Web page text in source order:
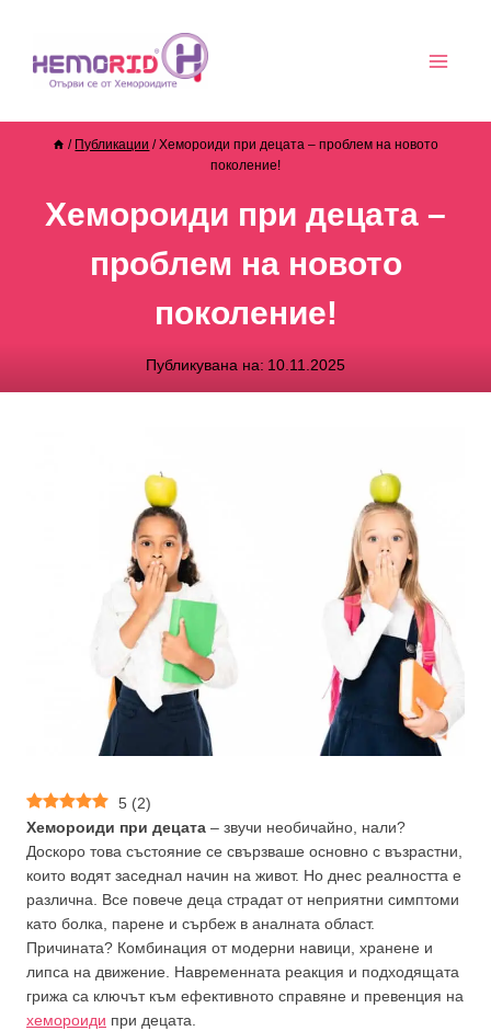
/ Публикации / Хемороиди при децата – проблем на новото
поколение!
Хемороиди при децата –
проблем на новото
поколение!
Публикувана на: 10.11.2025
5 (2)
Хемороиди при децата – звучи необичайно, нали?
Доскоро това състояние се свързваше основно с възрастни,
които водят заседнал начин на живот. Но днес реалността е
различна. Все повече деца страдат от неприятни симптоми
като болка, парене и сърбеж в аналната област.
Причината? Комбинация от модерни навици, хранене и
липса на движение. Навременната реакция и подходящата
грижа са ключът към ефективното справяне и превенция на
хемороиди при децата.